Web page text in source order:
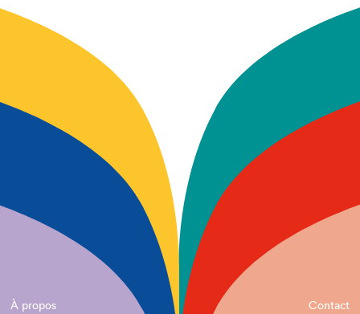
À propos
Contact